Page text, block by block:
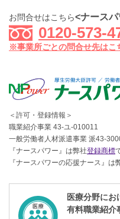
お問合せはこちら<ナース
0120-573-
※事業所ごとの問合せ先はこ
＜許可・登録情報＞
職業紹介事業 43-ユ-010011
一般労働者人材派遣事業 派43-
『ナースパワー』は弊社登録商標
『ナースパワーの応援ナース』は
医療分野にお
有料職業紹介